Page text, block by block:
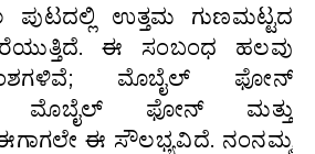
ಪುಟದಲ್ಲಿ ಉತ್ತಮ ಗುಣಮಟ್ಟದ
ಈ ಸಂಬಂಧ ಹಲವು
ಮೊಬೈಲ್‌ ಫೋನ್‌
ಮೊಬೈಲ್ ಫೋನ್ ಮತ್ತು
ಈಗಾಗಲೇ ಈ ಸೌಲಭ್ಯವಿದೆ. ನಂನಮ್ಮ